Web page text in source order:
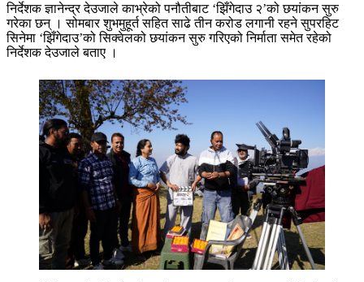
निर्देशक ज्ञानेन्द्र देउजाले काभ्रेको पनौतीबाट ‘झिँगेदाउ २’को छयांकन सुरु
गरेका छन् । सोमबार शुभमुहूर्त सहित साढे तीन करोड लगानी रहने सुपरहिट
सिनेमा ‘झिँगेदाउ’को सिक्वेलको छयांकन सुरु गरिएको निर्माता समेत रहेको
निर्देशक देउजाले बताए ।